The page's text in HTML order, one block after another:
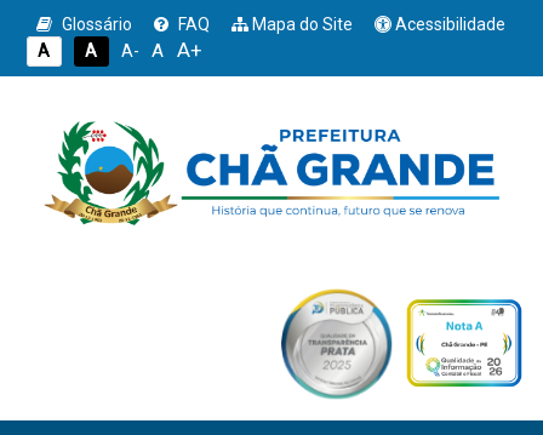
Glossário FAQ Mapa do Site
Acessibilidade
A
A A- A A+